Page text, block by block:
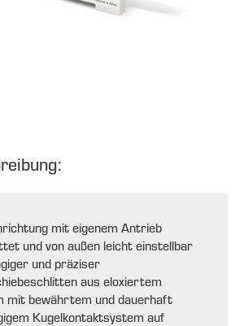
mit eigenem Antrieb
und von außen leicht einstellbar
und präziser
aus eloxiertem
mit bewährtem und dauerhaft
Kugelkontaktsystem auf